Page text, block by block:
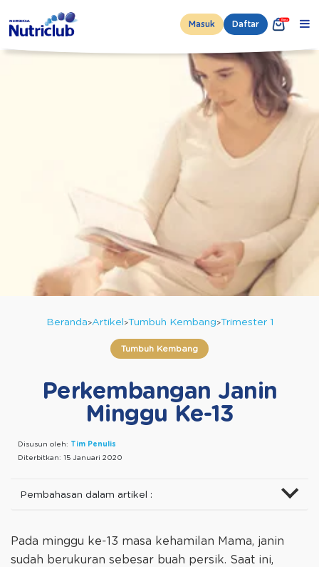
Masuk Daftar
Beranda Artikel Tumbuh Kembang Trimester 1
Tumbuh Kembang
Perkembangan Janin
Minggu Ke-13
Disusun oleh: Tim Penulis
Diterbitkan: 15 Januari 2020
Pembahasan dalam artikel :
Pada minggu ke-13 masa kehamilan Mama, janin
sudah berukuran sebesar buah persik. Saat ini,